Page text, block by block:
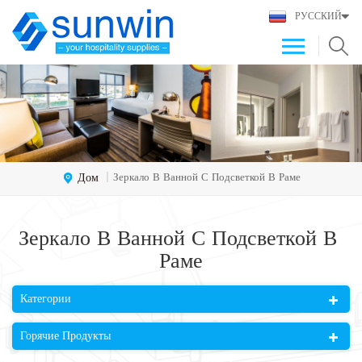
РУССКИЙ
Дом | Зеркало В Ванной С Подсветкой В ​​раме
Зеркало В Ванной С Подсветкой В ​​
Раме
Категории
Горячие Продукты